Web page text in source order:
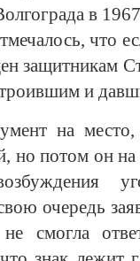
в
что
защитникам
и
на место,
потом он на
очередь
смогла